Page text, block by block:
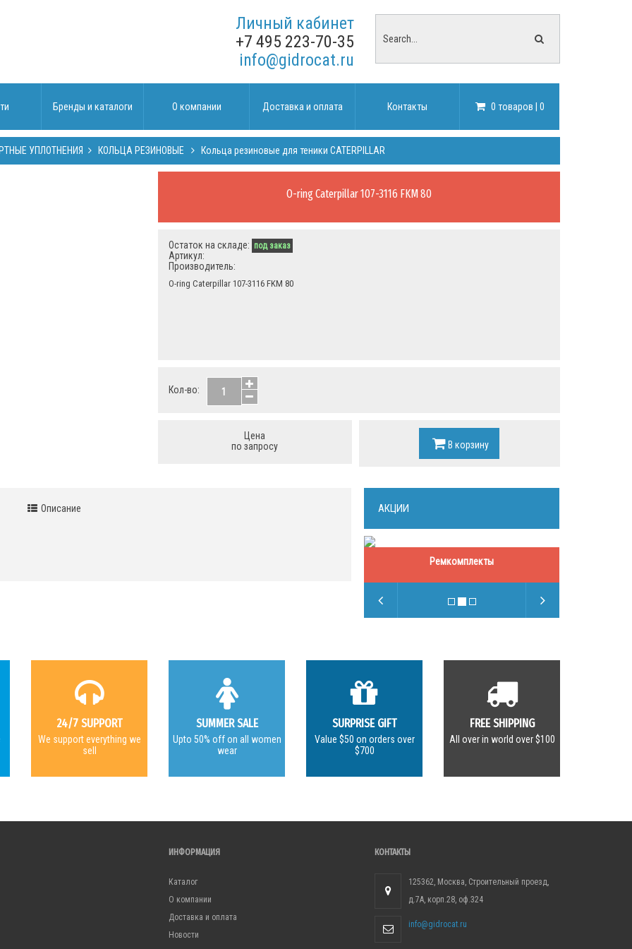
Личный кабинет
+7 495 223-70-35
info@gidrocat.ru
Бренды и каталоги О компании Доставка и оплата Контакты 0 товаров | 0
УПЛОТНЕНИЯ КОЛЬЦА РЕЗИНОВЫЕ Кольца резиновые для теники CATERPILLAR
O-ring Caterpillar 107-3116 FKM 80
Остаток на складе: под заказ
Артикул:
Производитель:
O-ring Caterpillar 107-3116 FKM 80
Кол-во:
Цена
по запросу
В корзину
Описание АКЦИИ
Ремкомплекты
24/7 SUPPORT
We support everything we
sell
SUMMER SALE
Upto 50% off on all women
wear
SURPRISE GIFT
Value $50 on orders over
$700
FREE SHIPPING
All over in world over $100
ИНФОРМАЦИЯ
Каталог
О компании
Доставка и оплата
Новости
КОНТАКТЫ
125362, Москва, Строительный проезд,
д.7А, корп.28, оф.324
info@gidrocat.ru